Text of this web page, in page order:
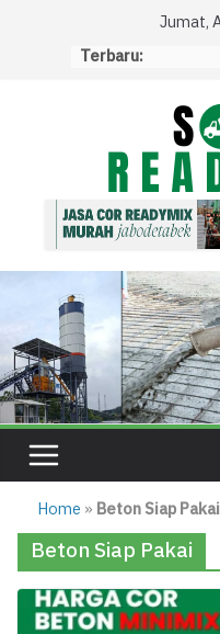
Jumat,
Terbaru:
Home » Beton Siap Pakai
Beton Siap Pakai